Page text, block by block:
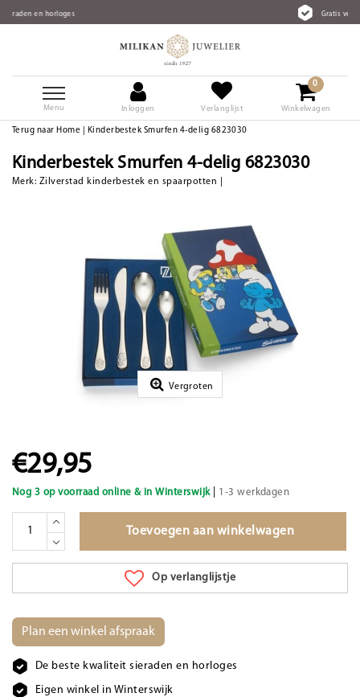
Gratis verzending vanaf €75
Menu Inloggen Verlanglijst
0
Winkelwagen
Terug naar Home Kinderbestek Smurfen 4-delig 6823030
Kinderbestek Smurfen 4-delig 6823030
Merk: Zilverstad kinderbestek en spaarpotten
Vergroten
€29,95
Nog 3 op voorraad online & in Winterswijk| 1-3 werkdagen
Toevoegen aan winkelwagen
Op verlanglijstje
Plan een winkel afspraak
De beste kwaliteit sieraden en horloges
Eigen winkel in Winterswijk